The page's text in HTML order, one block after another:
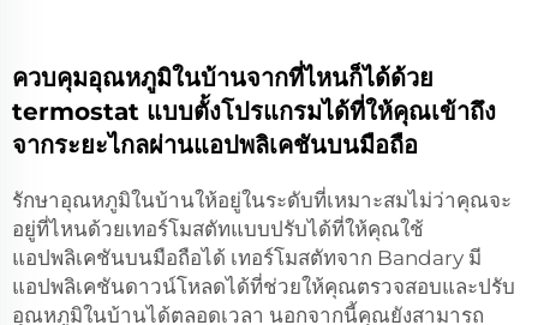
ควบคุมอุณหภูมิในบ้านจากที่ไหนก็ได้ด้วย
termostat แบบตั้งโปรแกรมได้ที่ให้คุณเข้าถึง
จากระยะไกลผ่านแอปพลิเคชันบนมือถือ
รักษาอุณหภูมิในบ้านให้อยู่ในระดับที่เหมาะสมไม่ว่าคุณจะ
อยู่ที่ไหนด้วยเทอร์โมสตัทแบบปรับได้ที่ให้คุณใช้
แอปพลิเคชันบนมือถือได้ เทอร์โมสตัทจาก Bandary มี
แอปพลิเคชันดาวน์โหลดได้ที่ช่วยให้คุณตรวจสอบและปรับ
อุณหภูมิในบ้านได้ตลอดเวลา นอกจากนี้คุณยังสามารถ